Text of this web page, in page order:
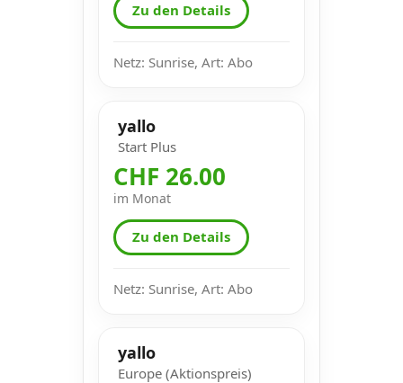
Zu den Details
Netz: Sunrise, Art: Abo
yallo
Start Plus
CHF 26.00
im Monat
Zu den Details
Netz: Sunrise, Art: Abo
yallo
Europe (Aktionspreis)